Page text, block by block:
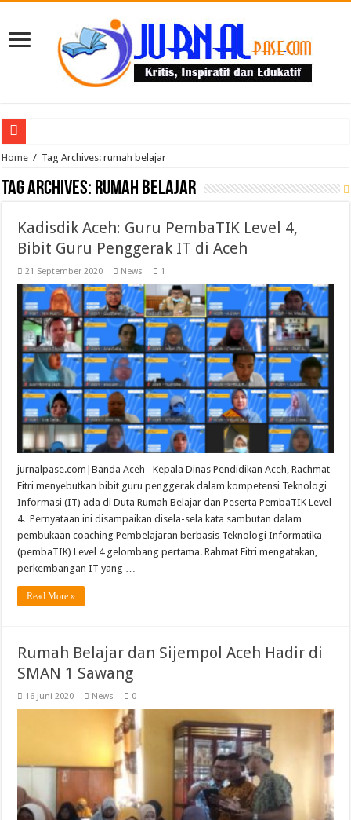
Puluhan Guru Berkumpul di TPN XIII Aceh Utara, Kacabdin Tekankan Cetak
Home / Tag Archives: rumah belajar
Tag Archives: rumah belajar
Kadisdik Aceh: Guru PembaTIK Level 4,
Bibit Guru Penggerak IT di Aceh
21 September 2020 News 1
jurnalpase.com|Banda Aceh –Kepala Dinas Pendidikan Aceh, Rachmat
Fitri menyebutkan bibit guru penggerak dalam kompetensi Teknologi
Informasi (IT) ada di Duta Rumah Belajar dan Peserta PembaTIK Level
4. Pernyataan ini disampaikan disela-sela kata sambutan dalam
pembukaan coaching Pembelajaran berbasis Teknologi Informatika
(pembaTIK) Level 4 gelombang pertama. Rahmat Fitri mengatakan,
perkembangan IT yang …
Read More »
Rumah Belajar dan Sijempol Aceh Hadir di
SMAN 1 Sawang
16 Juni 2020 News 0